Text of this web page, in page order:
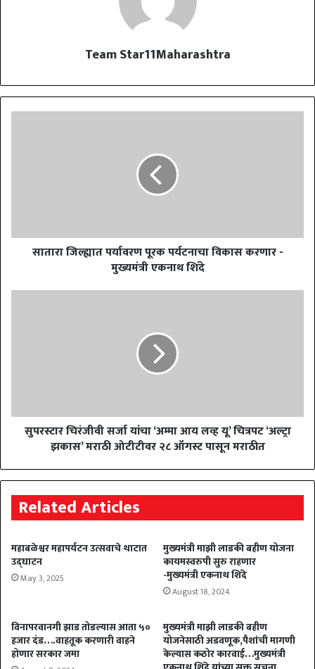
Team Star11Maharashtra
सातारा जिल्ह्यात पर्यावरण पूरक पर्यटनाचा विकास करणार -
मुख्यमंत्री एकनाथ शिंदे
सुपरस्टार चिरंजीवी सर्जा यांचा ‘अम्मा आय लव्ह यू’ चित्रपट ‘अल्ट्रा
झकास’ मराठी ओटीटीवर २८ ऑगस्ट पासून मराठीत
Related Articles
महाबळेश्वर महापर्यटन उत्सवाचे थाटात
उद्घाटन
May 3, 2025
मुख्यमंत्री माझी लाडकी बहीण योजना
कायमस्वरुपी सुरु राहणार
-मुख्यमंत्री एकनाथ शिंदे
August 18, 2024
विनापरवानगी झाड तोडल्यास आता ५०
हजार दंड….वाहतूक करणारी वाहने
होणार सरकार जमा
मुख्यमंत्री माझी लाडकी बहीण
योजनेसाठी अडवणूक,पैशांची मागणी
केल्यास कठोर कारवाई…मुख्यमंत्री